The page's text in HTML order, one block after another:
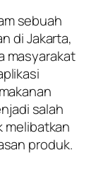
sebuah
di Jakarta,
masyarakat
salah
melibatkan
produk.